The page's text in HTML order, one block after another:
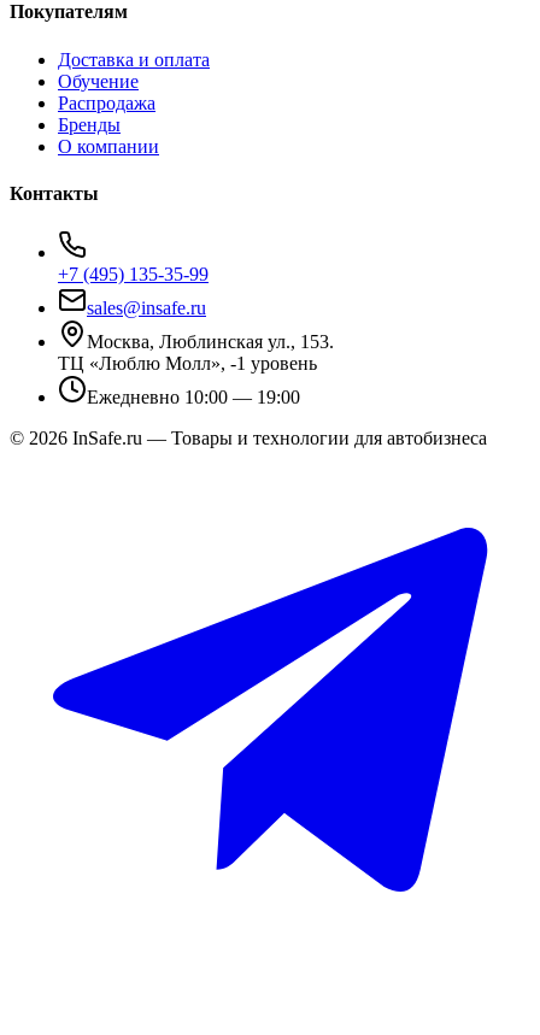
Покупателям
Доставка и оплата
Обучение
Распродажа
Бренды
О компании
Контакты
+7 (495) 135-35-99
sales@insafe.ru
Москва, Люблинская ул., 153.
ТЦ «Люблю Молл», -1 уровень
Ежедневно 10:00 — 19:00
© 2026 InSafe.ru — Товары и технологии для автобизнеса